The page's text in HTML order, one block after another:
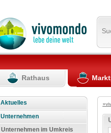
Rathaus
Aktuelles
Unternehmen
Unternehmen im Umkreis